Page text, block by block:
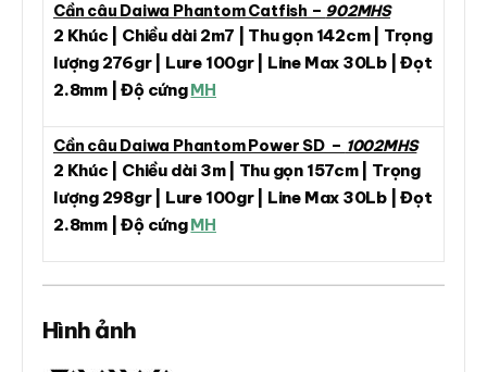
Cần câu Daiwa Phantom Catfish – 902MHS
2 Khúc | Chiều dài 2m7 | Thu gọn 142cm | Trọng
lượng 276gr | Lure 100gr | Line Max 30Lb | Đọt
2.8mm | Độ cứngMH
Cần câu Daiwa Phantom Power SD – 1002MHS
2 Khúc | Chiều dài 3m | Thu gọn 157cm | Trọng
lượng 298gr | Lure 100gr | Line Max 30Lb | Đọt
2.8mm | Độ cứngMH
Hình ảnh